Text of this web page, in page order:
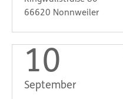
66620 Nonnweiler
10
September